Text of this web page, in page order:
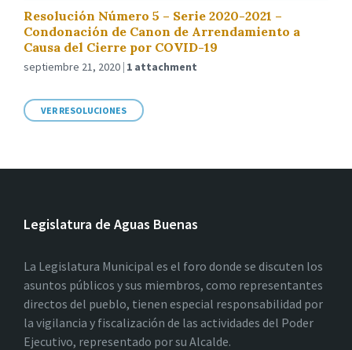
Resolución Número 5 – Serie 2020-2021 –
Condonación de Canon de Arrendamiento a
Causa del Cierre por COVID-19
septiembre 21, 2020 1 attachment
VER RESOLUCIONES
Legislatura de Aguas Buenas
La Legislatura Municipal es el foro donde se discuten los
asuntos públicos y sus miembros, como representantes
directos del pueblo, tienen especial responsabilidad por
la vigilancia y fiscalización de las actividades del Poder
Ejecutivo, representado por su Alcalde.